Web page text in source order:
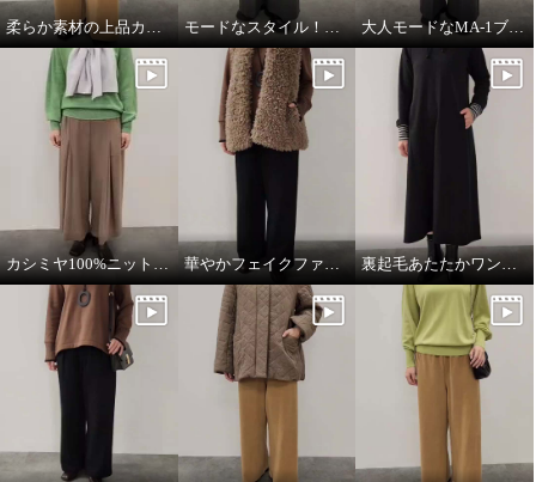
柔らか素材の上品カジュアルスタイル モードなスタイル！ワントーンコーデ 大人モードなMA-1ブルゾン
カシミヤ100%ニットマフラー